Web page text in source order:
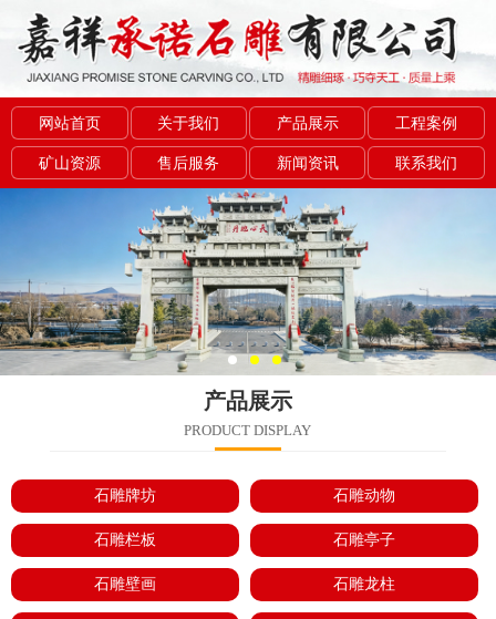
网站首页 关于我们 产品展示 工程案例
矿山资源 售后服务 新闻资讯 联系我们
产品展示
PRODUCT DISPLAY
石雕牌坊 石雕动物
石雕栏板 石雕亭子
石雕壁画 石雕龙柱